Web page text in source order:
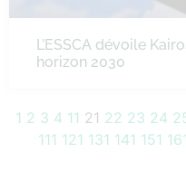
L’ESSCA dévoile
horizon 2030
1 2 3 4 11 21 22 23 24
111 121 131 141 151 161